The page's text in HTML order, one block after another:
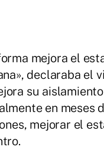
mejora el
declaraba el
su
en meses
mejorar el